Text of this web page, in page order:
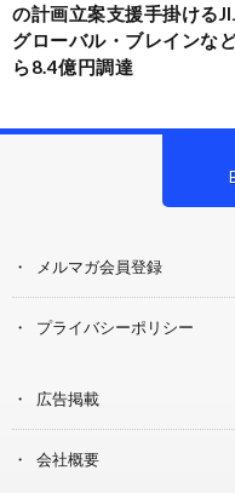
の計画立案支援手掛けるJIJ
グローバル・ブレインな
ら8.4億円調達
メルマガ会員登録
プライバシーポリシー
広告掲載
会社概要